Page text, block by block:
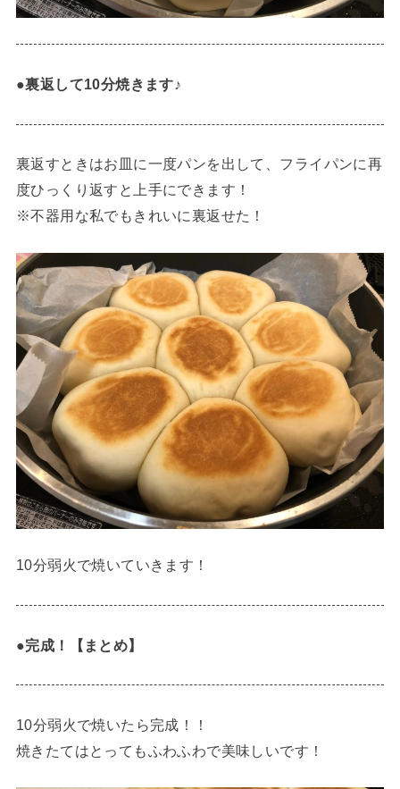
●裏返して10分焼きます♪
裏返すときはお皿に一度パンを出して、フライパンに再
度ひっくり返すと上手にできます！
※不器用な私でもきれいに裏返せた！
10分弱火で焼いていきます！
●完成！【まとめ】
10分弱火で焼いたら完成！！
焼きたてはとってもふわふわで美味しいです！